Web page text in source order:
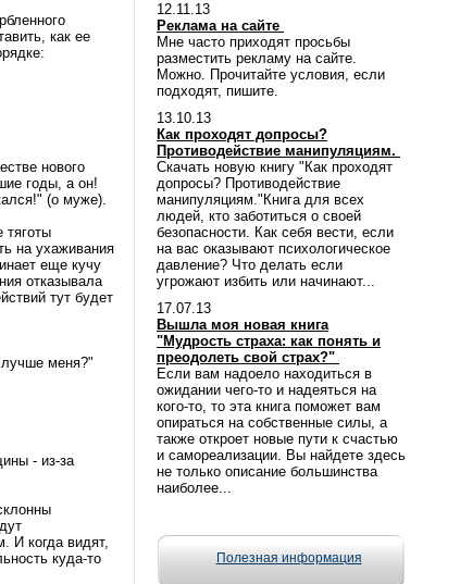
как ее
нового
годы, а он!
(о муже).
тяготы
на ухаживания
еще кучу
отказывала
тут будет
лучше меня?"
- из-за
И когда видят,
куда-то
12.11.13
Реклама на сайте
Мне часто приходят просьбы
разместить рекламу на сайте.
Можно. Прочитайте условия, если
подходят, пишите.
13.10.13
Как проходят допросы?
Противодействие манипуляциям.
Скачать новую книгу "Как проходят
допросы? Противодействие
манипуляциям."Книга для всех
людей, кто заботиться о своей
безопасности. Как себя вести, если
на вас оказывают психологическое
давление? Что делать если
угрожают избить или начинают...
17.07.13
Вышла моя новая книга
"Мудрость страха: как понять и
преодолеть свой страх?"
Если вам надоело находиться в
ожидании чего-то и надеяться на
кого-то, то эта книга поможет вам
опираться на собственные силы, а
также откроет новые пути к счастью
и самореализации. Вы найдете здесь
не только описание большинства
наиболее...
Полезная информация